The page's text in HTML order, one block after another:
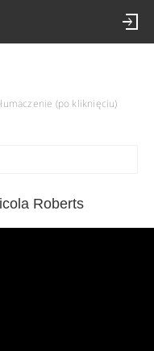
(po kliknięciu)
Roberts